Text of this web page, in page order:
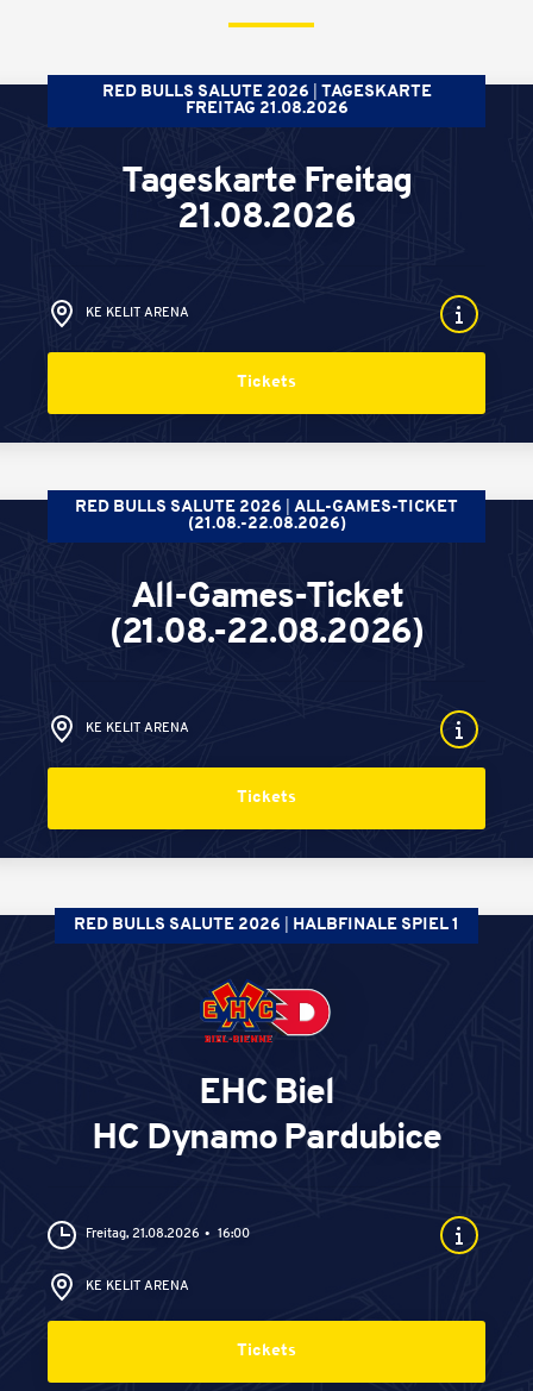
RED BULLS SALUTE 2026
TAGESKARTE
FREITAG 21.08.2026
Tageskarte Freitag
21.08.2026
KE KELIT ARENA
Tickets
RED BULLS SALUTE 2026
ALL-GAMES-TICKET
(21.08.-22.08.2026)
All-Games-Ticket
(21.08.-22.08.2026)
KE KELIT ARENA
Tickets
RED BULLS SALUTE 2026 HALBFINALE SPIEL 1
EHC Biel
HC Dynamo Pardubice
Freitag, 21.08.2026 16:00
KE KELIT ARENA
Tickets